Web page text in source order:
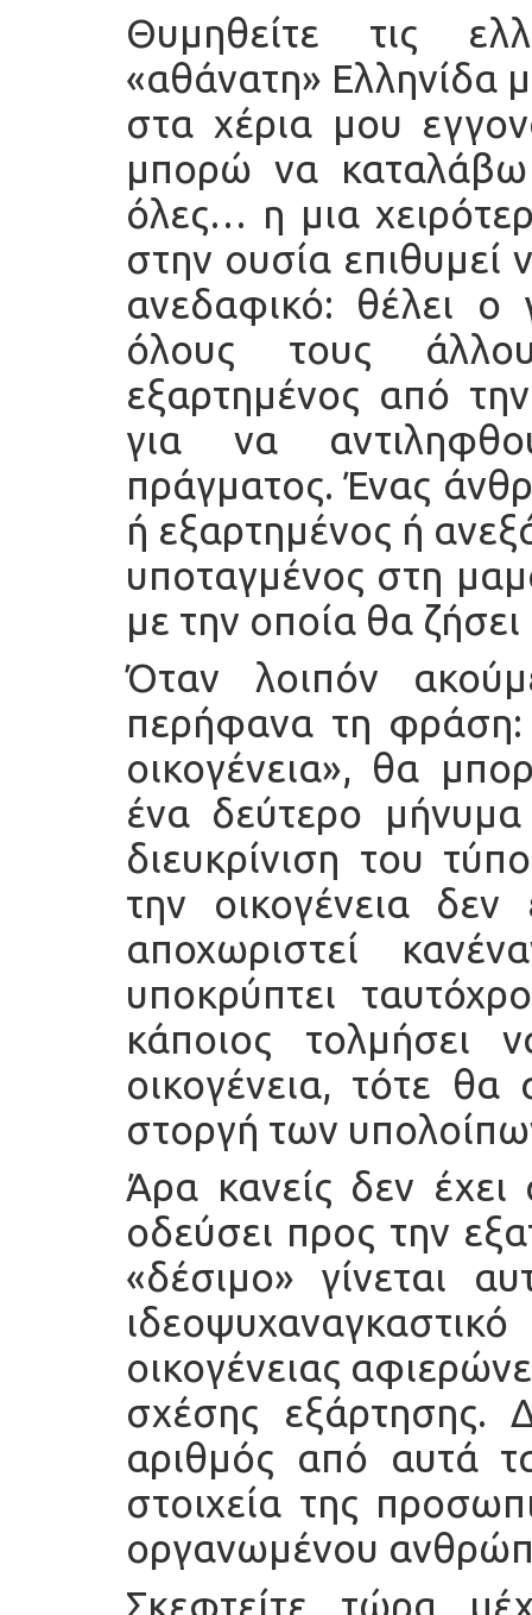
Θυμηθείτε τις
«αθάνατη» Ελληνίδα
στα χέρια μου
μπορώ να καταλάβω
όλες… η μια
στην ουσία επιθυμεί
ανεδαφικό: θέλει ο
όλους τους
εξαρτημένος από
για να
πράγματος. Ένας
ή εξαρτημένος ή
υποταγμένος στη
με την οποία θα ζήσει
Όταν λοιπόν
περήφανα τη φράση:
οικογένεια», θα
ένα δεύτερο
διευκρίνιση του
την οικογένεια δεν
αποχωριστεί
υποκρύπτει
κάποιος τολμήσει
οικογένεια, τότε
στοργή των
Άρα κανείς δεν
οδεύσει προς την
«δέσιμο» γίνεται
οικογένειας
σχέσης εξάρτησης.
αριθμός από αυτά
στοιχεία της
οργανωμένου
Σκεφτείτε τώρα